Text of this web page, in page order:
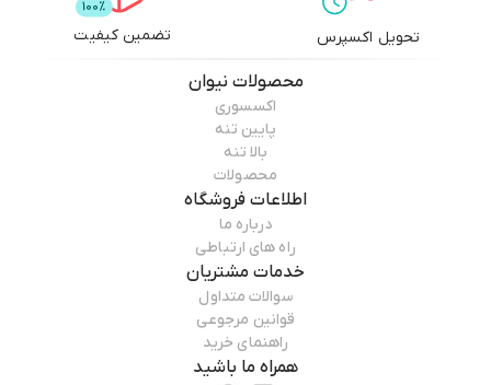
تحویل اکسپرس تضمین کیفیت
محصولات نیوان
اکسسوری
پایین تنه
بالا تنه
محصولات
اطلاعات فروشگاه
درباره ما
راه های ارتباطی
خدمات مشتریان
سوالات متداول
قوانین مرجوعی
راهنمای خرید
همراه ما باشید